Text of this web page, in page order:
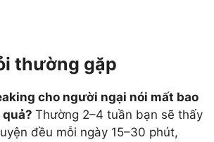
thường gặp
cho người ngại nói mất bao
Thường 2–4 tuần bạn sẽ thấy
đều mỗi ngày 15–30 phút,